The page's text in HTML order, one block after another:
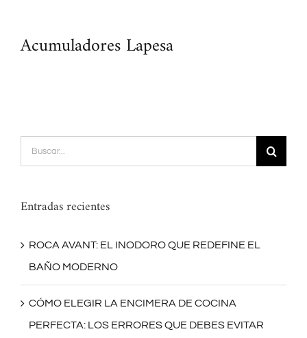
Acumuladores Lapesa
Buscar:
Entradas recientes
ROCA AVANT: EL INODORO QUE REDEFINE EL
BAÑO MODERNO
CÓMO ELEGIR LA ENCIMERA DE COCINA
PERFECTA: LOS ERRORES QUE DEBES EVITAR